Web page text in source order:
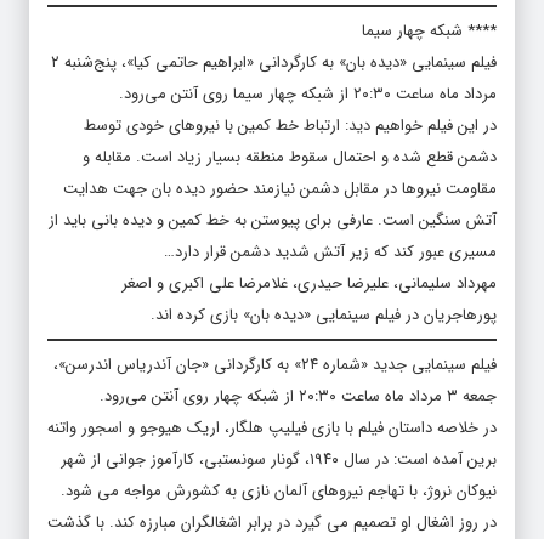
**** شبکه چهار سیما
فیلم سینمایی «دیده بان» به کارگردانی «ابراهیم حاتمی کیا»، پنج‌شنبه ۲
مرداد ماه ساعت ۲۰:۳۰ از شبکه چهار سیما روی آنتن می‌رود.
در این فیلم خواهیم دید: ارتباط خط کمین با نیروهای خودی توسط
دشمن قطع شده و احتمال سقوط منطقه بسیار زیاد است. مقابله و
مقاومت نیروها در مقابل دشمن نیازمند حضور دیده بان جهت هدایت
آتش سنگین است. عارفی برای پیوستن به خط کمین و دیده بانی باید از
مسیری عبور کند که زیر آتش شدید دشمن قرار دارد…
مهرداد سلیمانی، علیرضا حیدری، غلامرضا علی اکبری و اصغر
پورهاجریان در فیلم سینمایی «دیده بان» بازی کرده اند.
فیلم سینمایی جدید «شماره ۲۴» به کارگردانی «جان آندریاس اندرسن»،
جمعه ۳ مرداد ماه ساعت ۲۰:۳۰ از شبکه چهار روی آنتن می‌رود.
در خلاصه داستان فیلم با بازی فیلیپ هلگار، اریک هیوجو و اسجور واتنه
برین آمده است: در سال ۱۹۴۰، گونار سونستبی، کارآموز جوانی از شهر
نیوکان نروژ، با تهاجم نیروهای آلمان نازی به کشورش مواجه می شود.
در روز اشغال او تصمیم می گیرد در برابر اشغالگران مبارزه کند. با گذشت